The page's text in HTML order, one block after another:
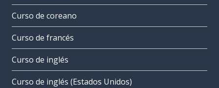
Curso de coreano
Curso de francés
Curso de inglés
Curso de inglés (Estados Unidos)